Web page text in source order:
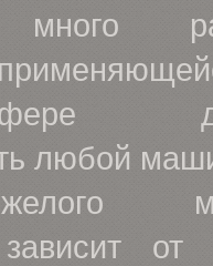
много
любой
от